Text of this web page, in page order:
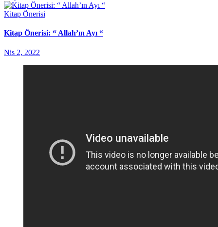
Kitap Önerisi
Kitap Önerisi: “ Allah’ın Ayı “
Nis 2, 2022